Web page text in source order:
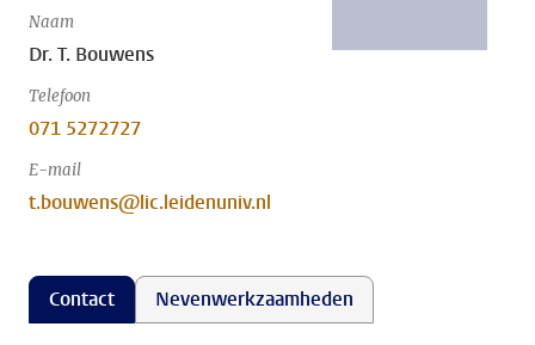
Naam
Dr. T. Bouwens
Telefoon
071 5272727
E-mail
t.bouwens@lic.leidenuniv.nl
Contact Nevenwerkzaamheden